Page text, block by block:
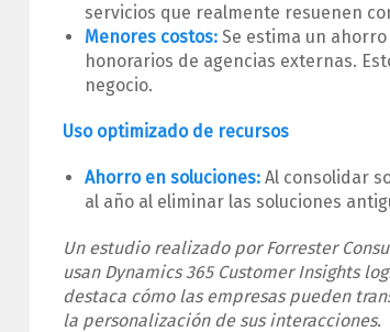
servicios que realmente resuenen
Menores costos: Se estima un
honorarios de agencias externas.
negocio.
Uso optimizado de recursos
Ahorro en soluciones: Al consolidar
al año al eliminar las soluciones
Un estudio realizado por Forrester
usan Dynamics 365 Customer Insights
destaca cómo las empresas pueden
la personalización de sus interacciones.